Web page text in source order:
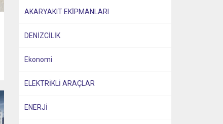
AKARYAKIT EKİPMANLARI
DENİZCİLİK
Ekonomi
ELEKTRİKLİ ARAÇLAR
ENERJİ